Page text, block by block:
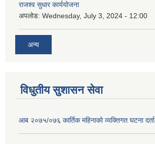
राजश्व सुधार कार्ययोजना
अपलोड: Wednesday, July 3, 2024 - 12:00
अन्य
विधुतीय सुशासन सेवा
आब २०७५/०७६ कार्तिक महिनाको व्यक्तिगत घटना